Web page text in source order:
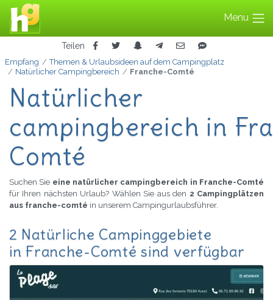
Menu
Teilen
Empfang
Themen & Urlaubsideen auf dem Campingplatz
Natürlicher Campingbereich
Franche-Comté
Natürlicher
campingbereich in
Comté
Suchen Sie eine natürlicher campingbereich in Franche-Comté
für Ihren nächsten Urlaub? Wählen Sie aus den 2 Campingplätzen
aus franche-comté in unserem Campingurlaubsführer.
2 Natürliche Campinggebiete
in Franche-Comté sind verfügbar